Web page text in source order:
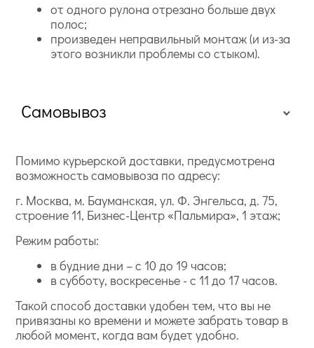
от одного рулона отрезано больше двух
полос;
произведен неправильный монтаж (и из-за
этого возникли проблемы со стыком).
Самовывоз
Помимо курьерской доставки, предусмотрена
возможность самовывоза по адресу:
г. Москва, м. Бауманская, ул. Ф. Энгельса, д. 75,
строение 11, Бизнес-Центр «Пальмира», 1 этаж;
Режим работы:
в будние дни – с 10 до 19 часов;
в субботу, воскресенье - с 11 до 17 часов.
Такой способ доставки удобен тем, что вы не
привязаны ко времени и можете забрать товар в
любой момент, когда вам будет удобно.